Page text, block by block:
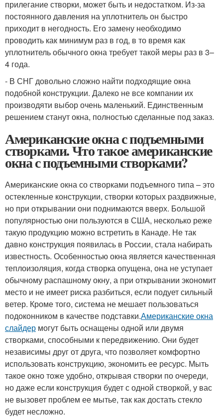
прилегание створки, может быть и недостатком. Из-за
постоянного давления на уплотнитель он быстро
приходит в негодность. Его замену необходимо
проводить как минимум раз в год, в то время как
уплотнитель обычного окна требует такой меры раз в 3–
4 года.
- В СНГ довольно сложно найти подходящие окна
подобной конструкции. Далеко не все компании их
производяти выбор очень маленький. Единственным
решением станут окна, полностью сделанные под заказ.
Американские окна с подъемными
створками. Что такое американские
окна с подъемными створками?
Американские окна со створками подъемного типа – это
остекленные конструкции, створки которых раздвижные,
но при открывании они поднимаются вверх. Большой
популярностью они пользуются в США, несколько реже
такую продукцию можно встретить в Канаде. Не так
давно конструкция появилась в России, стала набирать
известность. Особенностью окна является качественная
теплоизоляция, когда створка опущена, она не уступает
обычному распашному окну, а при открывании экономит
место и не имеет риска разбиться, если подует сильный
ветер. Кроме того, система не мешает пользоваться
подоконником в качестве подставки.Американские окна
слайдер могут быть оснащены одной или двумя
створками, способными к передвижению. Они будет
независимы друг от друга, что позволяет комфортно
использовать конструкцию, экономить ее ресурс. Мыть
такое окно тоже удобно, открывая створки по очереди,
но даже если конструкция будет с одной створкой, у вас
не вызовет проблем ее мытье, так как достать стекло
будет несложно.